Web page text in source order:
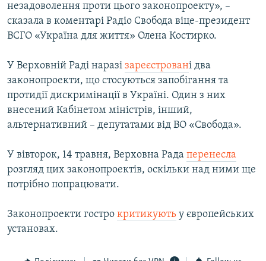
незадоволення проти цього законопроекту», –
сказала в коментарі Радіо Свобода віце-президент
ВСГО «Україна для життя» Олена Костирко.
У Верховній Раді наразі зареєстровані два
законопроекти, що стосуються запобігання та
протидії дискримінації в Україні. Один з них
внесений Кабінетом міністрів, інший,
альтернативний – депутатами від ВО «Свобода».
У вівторок, 14 травня, Верховна Рада перенесла
розгляд цих законопроектів, оскільки над ними ще
потрібно попрацювати.
Законопроекти гостро критикують у європейських
установах.